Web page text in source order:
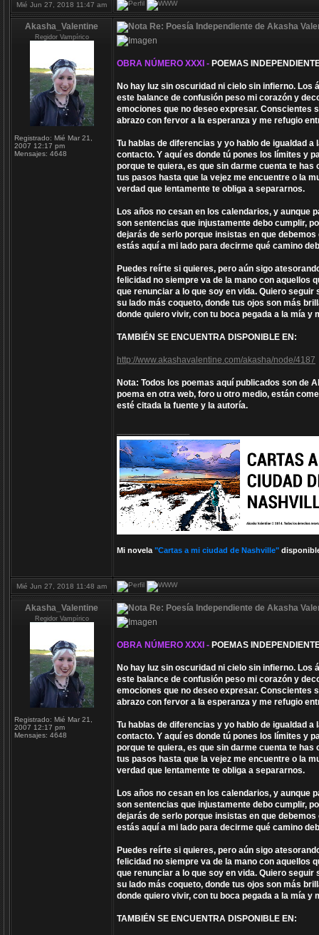
Mié Jun 27, 2018 11:47 am
Akasha_Valentine
Regidor Vampírico
Registrado: Mié Mar 21,
2007 12:17 pm
Mensajes: 4648
Re: Poesía Independiente de Akasha
OBRA NÚMERO XXXI - POEMAS
No hay luz sin oscuridad ni cielo sin infierno.
este balance de confusión peso mi corazón y
emociones que no deseo expresar. Conscientes
abrazo con fervor a la esperanza y me refugio
Tu hablas de diferencias y yo hablo de igualdad
contacto. Y aquí es donde tú pones los límites y
porque te quiera, es que sin darme cuenta te
tus pasos hasta que la vejez me encuentre o la
verdad que lentamente te obliga a separarnos.
Los años no cesan en los calendarios, y aunque
son sentencias que injustamente debo cumplir,
dejarás de serlo porque insistas en que
estás aquí a mi lado para decirme qué camino
Puedes reírte si quieres, pero aún sigo
felicidad no siempre va de la mano con aquellos
que renunciar a lo que soy en vida. Quiero
su lado más coqueto, donde tus ojos son más
donde quiero vivir, con tu boca pegada a la mía
TAMBIÉN SE ENCUENTRA DISPONIBLE EN:
http://www.akashavalentine.com/akasha/node/4187
Nota: Todos los poemas aquí publicados son de
poema en otra web, foro u otro medio, están
esté citada la fuente y la autoría.
Mi novela "Cartas a mi ciudad de Nashville"
Mié Jun 27, 2018 11:48 am
Akasha_Valentine
Regidor Vampírico
Registrado: Mié Mar 21,
2007 12:17 pm
Mensajes: 4648
Re: Poesía Independiente de Akasha
OBRA NÚMERO XXXI - POEMAS
No hay luz sin oscuridad ni cielo sin infierno.
este balance de confusión peso mi corazón y
emociones que no deseo expresar. Conscientes
abrazo con fervor a la esperanza y me refugio
Tu hablas de diferencias y yo hablo de igualdad
contacto. Y aquí es donde tú pones los límites y
porque te quiera, es que sin darme cuenta te
tus pasos hasta que la vejez me encuentre o la
verdad que lentamente te obliga a separarnos.
Los años no cesan en los calendarios, y aunque
son sentencias que injustamente debo cumplir,
dejarás de serlo porque insistas en que
estás aquí a mi lado para decirme qué camino
Puedes reírte si quieres, pero aún sigo
felicidad no siempre va de la mano con aquellos
que renunciar a lo que soy en vida. Quiero
su lado más coqueto, donde tus ojos son más
donde quiero vivir, con tu boca pegada a la mía
TAMBIÉN SE ENCUENTRA DISPONIBLE EN: